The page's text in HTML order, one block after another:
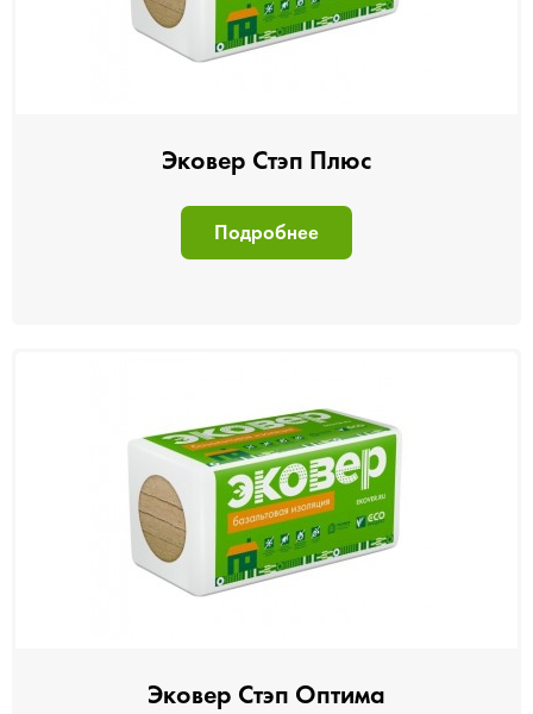
Эковер Стэп Плюс
Подробнее
Эковер Стэп Оптима